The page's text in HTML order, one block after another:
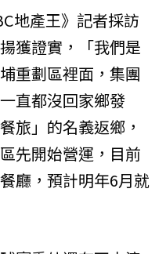
地產王》記者採訪
獲證實，「我們是
重劃區裡面，集團
直都沒回家鄉發
旅」的名義返鄉，
先開始營運，目前
廳，預計明年6月就